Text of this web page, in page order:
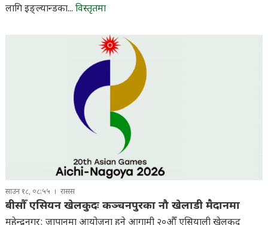
लागि इङ्ल्यान्डका... विस्तृतमा
साउन १८, ०८:५५ रासस
बीसौँ एसियन खेलकुदः कञ्चनपुरका नौ खेलाडी मैदानमा